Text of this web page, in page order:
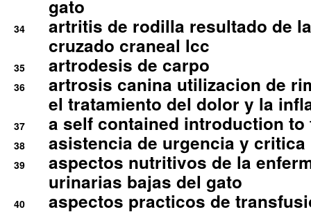
gato
34
artritis de rodilla resultado de
cruzado craneal lcc
35 artrodesis de carpo
36
artrosis canina utilizacion de
el tratamiento del dolor y la
37 a self contained introduction
38 asistencia de urgencia y
39
aspectos nutritivos de la
urinarias bajas del gato
40 aspectos practicos de